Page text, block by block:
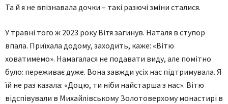
Та й я не впізнавала дочки – такі разючі зміни сталися.
У травні того ж 2023 року Вітя загинув. Наталя в ступор
впала. Приїхала додому, заходить, каже: «Вітю
ховатимемо». Намагалася не подавати виду, але помітно
було: переживає дуже. Вона завжди усіх нас підтримувала. Я
їй не раз казала: «Доцю, ти ніби найстарша з нас». Вітю
відспівували в Михайлівському Золотоверхому монастирі в